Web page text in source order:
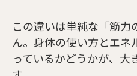
この違いは単純な「筋力
ん。身体の使い方とエネ
っているかどうかが、大